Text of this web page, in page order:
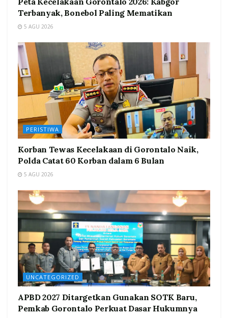
Terbanyak, Bonebol Paling Mematikan
5 AGU 2026
PERISTIWA
Korban Tewas Kecelakaan di Gorontalo Naik,
Polda Catat 60 Korban dalam 6 Bulan
5 AGU 2026
UNCATEGORIZED
APBD 2027 Ditargetkan Gunakan SOTK Baru,
Pemkab Gorontalo Perkuat Dasar Hukumnya